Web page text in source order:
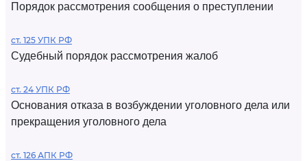
Порядок рассмотрения сообщения о преступлении
ст. 125 УПК РФ
Судебный порядок рассмотрения жалоб
ст. 24 УПК РФ
Основания отказа в возбуждении уголовного дела или
прекращения уголовного дела
ст. 126 АПК РФ